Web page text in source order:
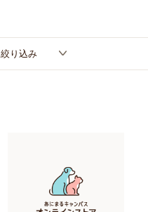
絞り込み